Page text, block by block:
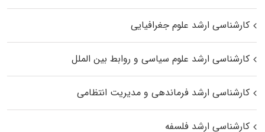
کارشناسی ارشد علوم جغرافیایی
کارشناسی ارشد علوم سیاسی و روابط بین الملل
کارشناسی ارشد فرماندهی و مدیریت انتظامی
کارشناسی ارشد فلسفه